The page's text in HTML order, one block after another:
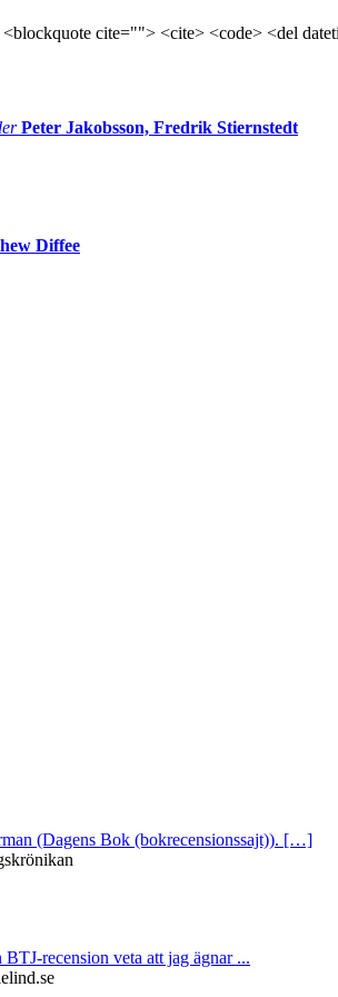
cite=""> <cite> <code> <del
Peter Jakobsson, Fredrik Stiernstedt
Diffee
(Dagens Bok (bokrecensionssajt)). […]
recension veta att jag ägnar ...